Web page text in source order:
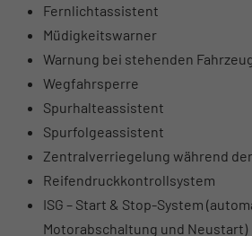
Fernlichtassistent
Müdigkeitswarner
Warnung bei stehenden
Wegfahrsperre
Spurhalteassistent
Spurfolgeassistent
Zentralverriegelung während
Reifendruckkontrollsystem
ISG – Start & Stop-System
Motorabschaltung und Neustart)